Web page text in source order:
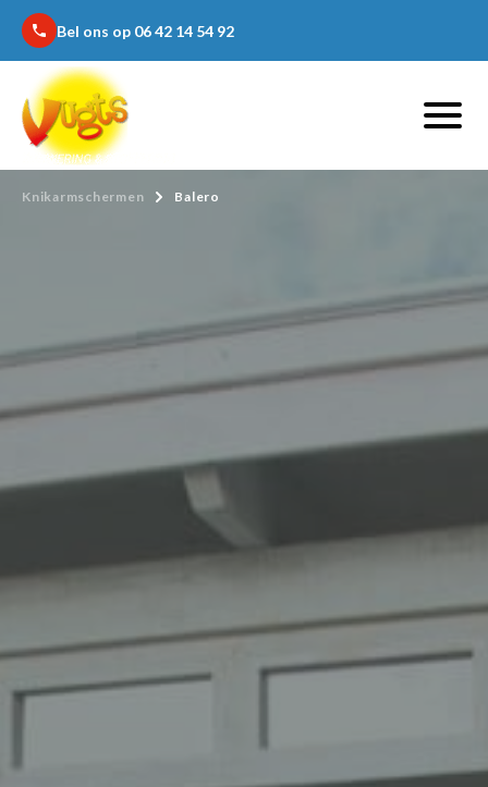
phone Bel ons op 06 42 14 54 92
Knikarmschermen Balero